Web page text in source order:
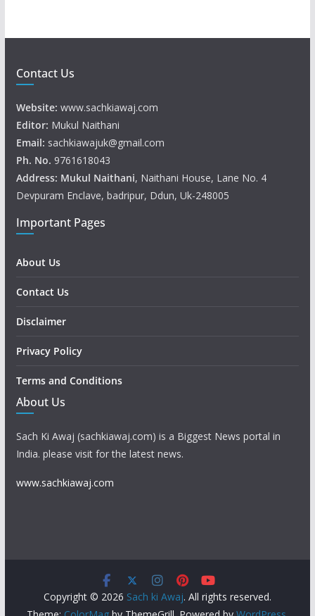
Contact Us
Website: www.sachkiawaj.com
Editor: Mukul Naithani
Email: sachkiawajuk@gmail.com
Ph. No. 9761618043
Address: Mukul Naithani, Naithani House, Lane No. 4
Devpuram Enclave, badripur, Ddun, Uk-248005
Important Pages
About Us
Contact Us
Disclaimer
Privacy Policy
Terms and Conditions
About Us
Sach Ki Awaj (sachkiawaj.com) is a Biggest News portal in
India. please visit for the latest news.
www.sachkiawaj.com
Copyright © 2026 Sach ki Awaj. All rights reserved.